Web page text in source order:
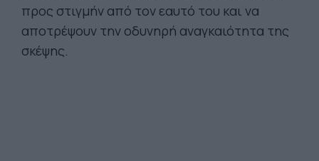
προς στιγμήν από τον εαυτό του και να
αποτρέψουν την οδυνηρή αναγκαιότητα της
σκέψης.